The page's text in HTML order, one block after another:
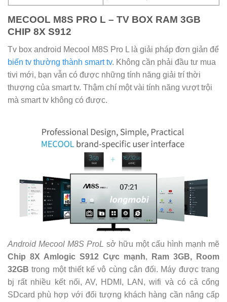
MECOOL M8S PRO L – TV BOX RAM 3GB
CHIP 8X S912
Tv box android Mecool M8S Pro L là giải pháp đơn giản để
biến tv thường thành smart tv. Không cần phải đầu tư mua
tivi mới, bạn vẫn có được những tính năng giải trí thời
thượng của smart tv. Thậm chí một vài tính năng vượt trội
mà smart tv không có được.
Android Mecool M8S ProL sở hữu một cấu hình mạnh mẽ
Chip 8X Amlogic S912 Cực mạnh,
Ram 3GB, Room
32GB trong một thiết kế vô cùng cân đối. Máy được trang
bj rất nhiều kết nối, AV, HDMI, LAN, wifi và có cả cổng
SDcard phù hợp với đối tượng khách hàng cần nâng cấp